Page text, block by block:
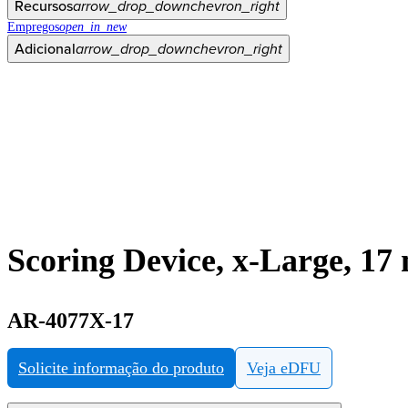
Recursosarrow_drop_downchevron_right
Empregosopen_in_new
Adicionalarrow_drop_downchevron_right
Scoring Device, x-Large, 17
AR-4077X-17
Solicite informação do produto Veja eDFU